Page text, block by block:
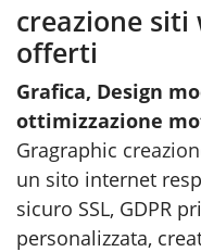
creazione siti
offerti
Grafica, Design
ottimizzazione
Gragraphic
un sito internet
sicuro SSL, GDPR
personalizzata,